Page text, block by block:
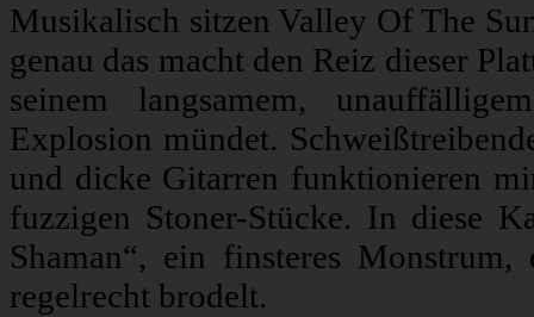
Musikalisch sitzen Valley Of The
genau das macht den Reiz dieser
seinem langsamem,
Explosion mündet.
und dicke Gitarren funktionieren
fuzzigen Stoner-Stücke. In diese
Shaman“, ein finsteres
regelrecht brodelt.